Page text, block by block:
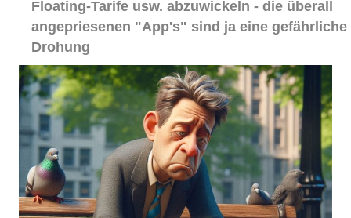
Floating-Tarife usw. abzuwickeln - die überall
angepriesenen "App's" sind ja eine gefährliche
Drohung